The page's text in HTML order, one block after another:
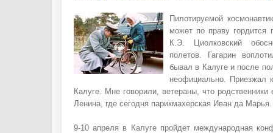
Пилотируемой
может по праву гордится
К.Э. Циолковский
полетов. Гагарин
бывал в Калуге и после
неофициально. Приезжал
Калуге. Мне говорили, ветераны, что
Ленина, где сегодня парикмахерская Иван да Марья.
9-10 апреля в Калуге пройдет международная